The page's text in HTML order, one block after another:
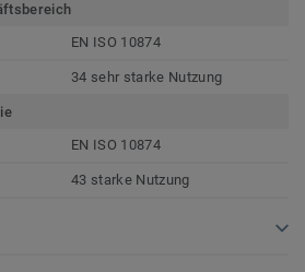
EN ISO 10874
34 sehr starke Nutzung
EN ISO 10874
43 starke Nutzung